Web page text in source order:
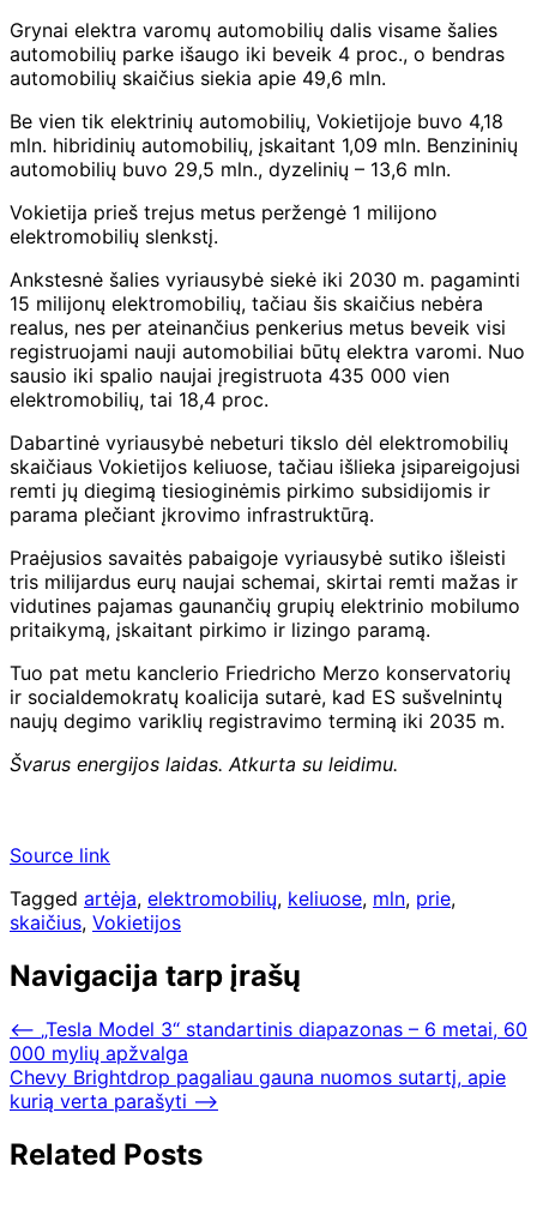
Grynai elektra varomų automobilių dalis visame šalies
automobilių parke išaugo iki beveik 4 proc., o bendras
automobilių skaičius siekia apie 49,6 mln.
Be vien tik elektrinių automobilių, Vokietijoje buvo 4,18
mln. hibridinių automobilių, įskaitant 1,09 mln. Benzininių
automobilių buvo 29,5 mln., dyzelinių – 13,6 mln.
Vokietija prieš trejus metus peržengė 1 milijono
elektromobilių slenkstį.
Ankstesnė šalies vyriausybė siekė iki 2030 m. pagaminti
15 milijonų elektromobilių, tačiau šis skaičius nebėra
realus, nes per ateinančius penkerius metus beveik visi
registruojami nauji automobiliai būtų elektra varomi. Nuo
sausio iki spalio naujai įregistruota 435 000 vien
elektromobilių, tai 18,4 proc.
Dabartinė vyriausybė nebeturi tikslo dėl elektromobilių
skaičiaus Vokietijos keliuose, tačiau išlieka įsipareigojusi
remti jų diegimą tiesioginėmis pirkimo subsidijomis ir
parama plečiant įkrovimo infrastruktūrą.
Praėjusios savaitės pabaigoje vyriausybė sutiko išleisti
tris milijardus eurų naujai schemai, skirtai remti mažas ir
vidutines pajamas gaunančių grupių elektrinio mobilumo
pritaikymą, įskaitant pirkimo ir lizingo paramą.
Tuo pat metu kanclerio Friedricho Merzo konservatorių
ir socialdemokratų koalicija sutarė, kad ES sušvelnintų
naujų degimo variklių registravimo terminą iki 2035 m.
Švarus energijos laidas. Atkurta su leidimu.
Source link
Tagged artėja, elektromobilių, keliuose, mln, prie,
skaičius, Vokietijos
Navigacija tarp įrašų
⟵ „Tesla Model 3“ standartinis diapazonas – 6 metai, 60
000 mylių apžvalga
Chevy Brightdrop pagaliau gauna nuomos sutartį, apie
kurią verta parašyti ⟶
Related Posts